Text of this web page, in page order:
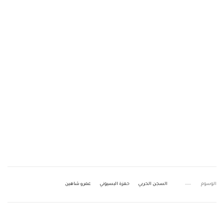
الوسوم السجن الحربي حمزة البسيوني عمرو شاهين